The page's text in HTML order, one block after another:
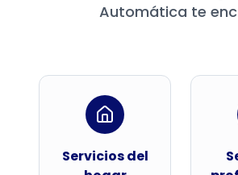
Automática te
Servicios del